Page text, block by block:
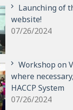
Launching of
website!
07/26/2024
Workshop on
where
HACCP System
07/26/2024